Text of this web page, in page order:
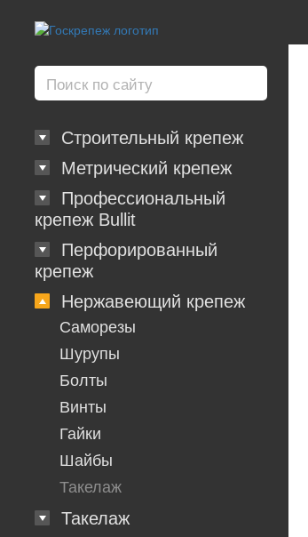
Строительный крепеж
Метрический крепеж
Профессиональный
крепеж Bullit
Перфорированный
крепеж
Нержавеющий крепеж
Саморезы
Шурупы
Болты
Винты
Гайки
Шайбы
Такелаж
Такелаж